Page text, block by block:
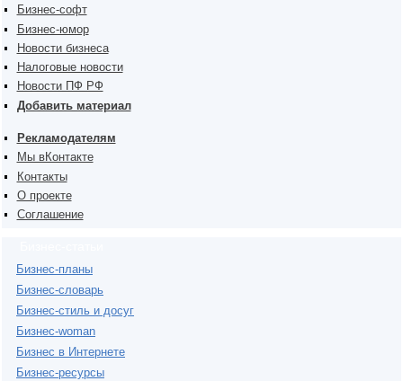
Бизнес-софт
Бизнес-юмор
Новости бизнеса
Налоговые новости
Новости ПФ РФ
Добавить материал
Рекламодателям
Мы вКонтакте
Контакты
О проекте
Соглашение
Бизнес-планы
Бизнес-словарь
Бизнес-стиль и досуг
Бизнес-woman
Бизнес в Интернете
Бизнес-ресурсы